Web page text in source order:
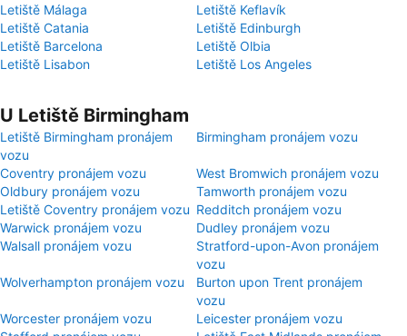
Letiště Málaga
Letiště Keflavík
Letiště Catania
Letiště Edinburgh
Letiště Barcelona
Letiště Olbia
Letiště Lisabon
Letiště Los Angeles
U Letiště Birmingham
Letiště Birmingham pronájem
vozu
Birmingham pronájem vozu
Coventry pronájem vozu
West Bromwich pronájem vozu
Oldbury pronájem vozu
Tamworth pronájem vozu
Letiště Coventry pronájem vozu Redditch pronájem vozu
Warwick pronájem vozu
Dudley pronájem vozu
Walsall pronájem vozu
Stratford-upon-Avon pronájem
vozu
Wolverhampton pronájem vozu
Burton upon Trent pronájem
vozu
Worcester pronájem vozu
Leicester pronájem vozu